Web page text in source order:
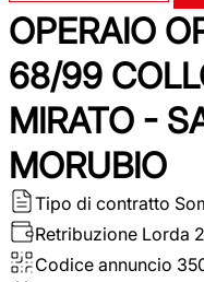
OPERAIO
68/99
MIRATO -
MORUBIO
Tipo di contratto
Retribuzione Lorda
Codice annuncio